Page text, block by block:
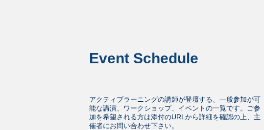
Event Schedule
アクティブラーニングの講師が登壇する、一般参加が可
能な講演、ワークショップ、イベントの一覧です。ご参
加を希望される方は添付のURLから詳細を確認の上、主
催者にお問い合わせ下さい。